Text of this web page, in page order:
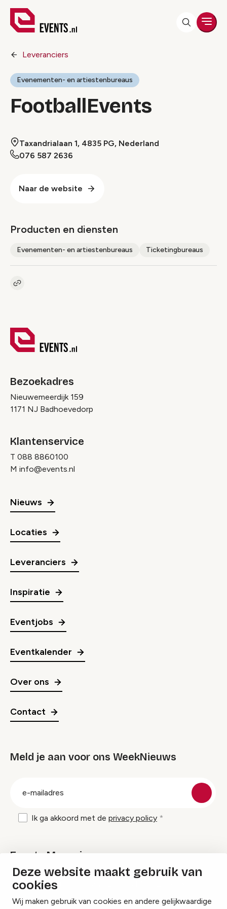
Deze website maakt gebruik van
cookies
Wij maken gebruik van cookies en andere gelijkwaardige
Leveranciers
Evenementen- en artiestenbureaus
FootballEvents
Taxandrialaan 1, 4835 PG, Nederland
076 587 2636
Naar de website
Producten en diensten
Evenementen- en artiestenbureaus Ticketingbureaus
Kopieer link naar pagina
Bezoekadres
Nieuwemeerdijk 159
1171 NJ Badhoevedorp
Klantenservice
T 088 8860100
M info@events.nl
Nieuws
Locaties
Leveranciers
Inspiratie
Eventjobs
Eventkalender
Over ons
Contact
Meld je aan voor ons WeekNieuws
Ik ga akkoord met de privacy policy
Events Magazine
Ik ontvang graag Events Magazine